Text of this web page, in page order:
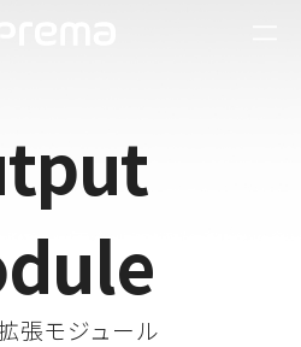
張モジュール